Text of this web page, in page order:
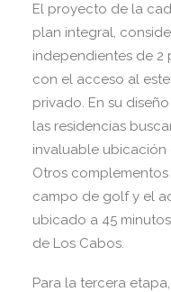
El proyecto de la
plan integral,
independientes de
con el acceso al
privado. En su
las residencias
invaluable ubicación
Otros
campo de golf y el
ubicado a 45
de Los Cabos.
Para la tercera